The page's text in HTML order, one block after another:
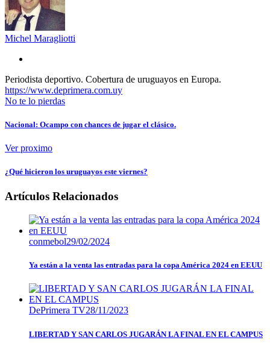
Michel Maragliotti
Periodista deportivo. Cobertura de uruguayos en Europa.
https://www.deprimera.com.uy
No te lo pierdas
Nacional: Ocampo con chances de jugar el clásico.
Ver proximo
¿Qué hicieron los uruguayos este viernes?
Artículos Relacionados
conmebol29/02/2024
Ya están a la venta las entradas para la copa América 2024 en EEUU
DePrimera TV28/11/2023
LIBERTAD Y SAN CARLOS JUGARÁN LA FINAL EN EL CAMPUS